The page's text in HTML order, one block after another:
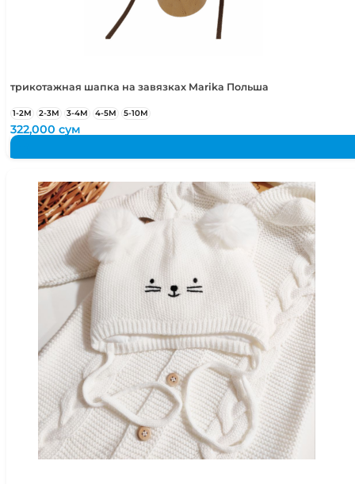
2-4 года
трикотажная шапка на завязках Marika Польша
1-2М 2-3М 3-4М 4-5М 5-10М
322,000сум